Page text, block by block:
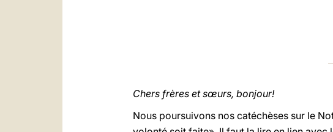
Chers frères et sœurs, bonjour!
Nous poursuivons nos catéchèses sur le